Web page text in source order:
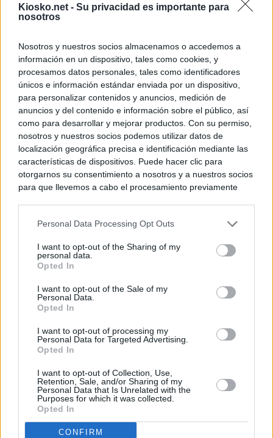
Kiosko.net - Su privacidad es importante para
nosotros
Nosotros y nuestros socios almacenamos o accedemos a
información en un dispositivo, tales como cookies, y
procesamos datos personales, tales como identificadores
únicos e información estándar enviada por un dispositivo,
para personalizar contenidos y anuncios, medición de
anuncios y del contenido e información sobre el público, así
como para desarrollar y mejorar productos. Con su permiso,
nosotros y nuestros socios podemos utilizar datos de
localización geográfica precisa e identificación mediante las
características de dispositivos. Puede hacer clic para
otorgarnos su consentimiento a nosotros y a nuestros socios
para que llevemos a cabo el procesamiento previamente
negar su consentimiento. Tenga en cuenta que algún
de su consentimiento, pero usted tiene el derecho de
rechazar tal procesamiento. Sus preferencias se aplicarán
cualquier momento entrando de nuevo en este sitio web o
visitando nuestra política de privacidad.
Personal Data Processing Opt Outs
I want to opt-out of the Sharing of my
personal data.
Opted In
I want to opt-out of the Sale of my
Personal Data.
Opted In
I want to opt-out of processing my
Personal Data for Targeted Advertising.
Opted In
I want to opt-out of Collection, Use,
Retention, Sale, and/or Sharing of my
Personal Data that Is Unrelated with the
Purposes for which it was collected.
Opted In
CONFIRM